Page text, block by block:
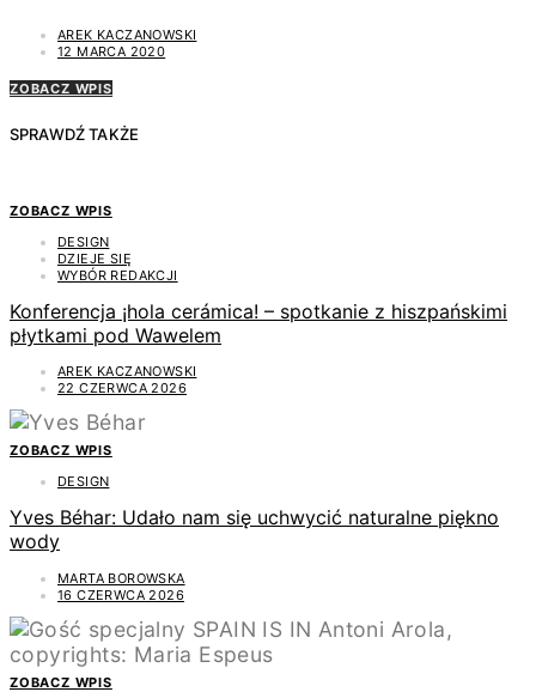
AREK KACZANOWSKI
12 MARCA 2020
ZOBACZ WPIS
SPRAWDŹ TAKŻE
ZOBACZ WPIS
DESIGN
DZIEJE SIĘ
WYBÓR REDAKCJI
Konferencja ¡hola cerámica! – spotkanie z hiszpańskimi
płytkami pod Wawelem
AREK KACZANOWSKI
22 CZERWCA 2026
ZOBACZ WPIS
DESIGN
Yves Béhar: Udało nam się uchwycić naturalne piękno
wody
MARTA BOROWSKA
16 CZERWCA 2026
ZOBACZ WPIS